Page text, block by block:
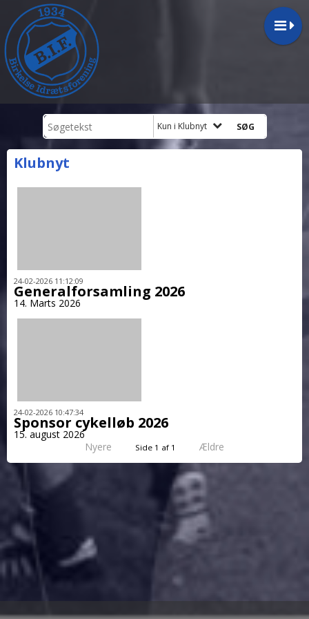
Kun i Klubnyt
Klubnyt
24-02-2026 11:12:09
Generalforsamling 2026
14. Marts 2026
24-02-2026 10:47:34
Sponsor cykelløb 2026
15. august 2026
Nyere
Side 1 af 1 Ældre